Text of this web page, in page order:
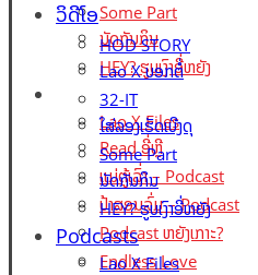
Some Part
ນັດກັນກິນ
HEY? ຮູບເງົາອີ່ຫຍັງ
Podcasts
Lao X Files
Read ອີ່ຫຼີ
ແມ່ຕູ້ເລົ່າ – Podcast
ປ້າສອນລົ່ມ – Podcast
Podcast ຫຍັງເກາະ?
Endless Love
ວິດີໂອ
HOD STORY
Lao X ບອກຕໍ່
32-IT
ໃສ່ລອງເຮັດເບີງດຸ
Some Part
ນັດກັນກິນ
HEY? ຮູບເງົາອີ່ຫຍັງ
Podcasts
Lao X Files